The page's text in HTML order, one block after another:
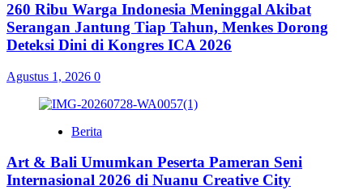
260 Ribu Warga Indonesia Meninggal Akibat
Serangan Jantung Tiap Tahun, Menkes Dorong
Deteksi Dini di Kongres ICA 2026
Agustus 1, 2026 0
Berita
Art & Bali Umumkan Peserta Pameran Seni
Internasional 2026 di Nuanu Creative City